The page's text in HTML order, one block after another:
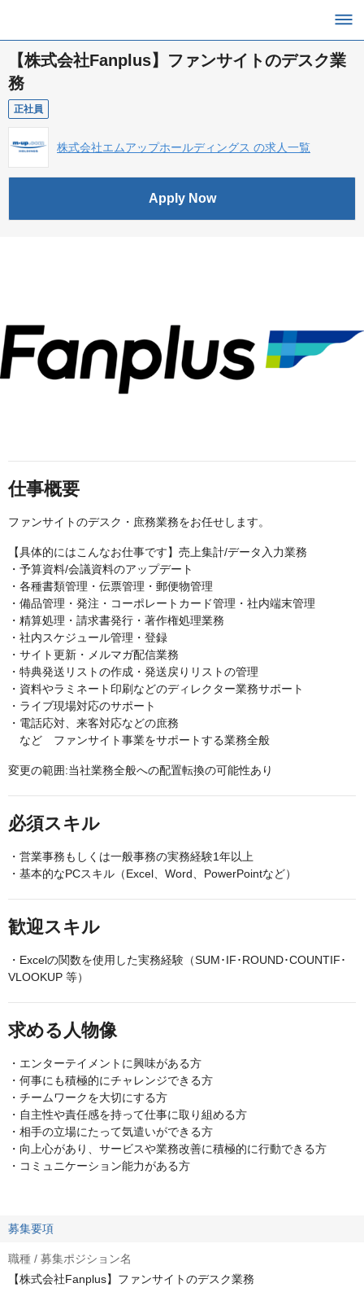
【株式会社Fanplus】ファンサイトのデスク業
務
正社員
株式会社エムアップホールディングス の求人一覧
Apply Now
仕事概要
ファンサイトのデスク・庶務業務をお任せします。
【具体的にはこんなお仕事です】売上集計/データ入力業務
・予算資料/会議資料のアップデート
・各種書類管理・伝票管理・郵便物管理
・備品管理・発注・コーポレートカード管理・社内端末管理
・精算処理・請求書発行・著作権処理業務
・社内スケジュール管理・登録
・サイト更新・メルマガ配信業務
・特典発送リストの作成・発送戻りリストの管理
・資料やラミネート印刷などのディレクター業務サポート
・ライブ現場対応のサポート
・電話応対、来客対応などの庶務
など ファンサイト事業をサポートする業務全般
変更の範囲:当社業務全般への配置転換の可能性あり
必須スキル
・営業事務もしくは一般事務の実務経験1年以上
・基本的なPCスキル（Excel、Word、PowerPointなど）
歓迎スキル
・Excelの関数を使用した実務経験（SUM･IF･ROUND･COUNTIF･
VLOOKUP 等）
求める人物像
・エンターテイメントに興味がある方
・何事にも積極的にチャレンジできる方
・チームワークを大切にする方
・自主性や責任感を持って仕事に取り組める方
・相手の立場にたって気遣いができる方
・向上心があり、サービスや業務改善に積極的に行動できる方
・コミュニケーション能力がある方
募集要項
職種 / 募集ポジション名
【株式会社Fanplus】ファンサイトのデスク業務